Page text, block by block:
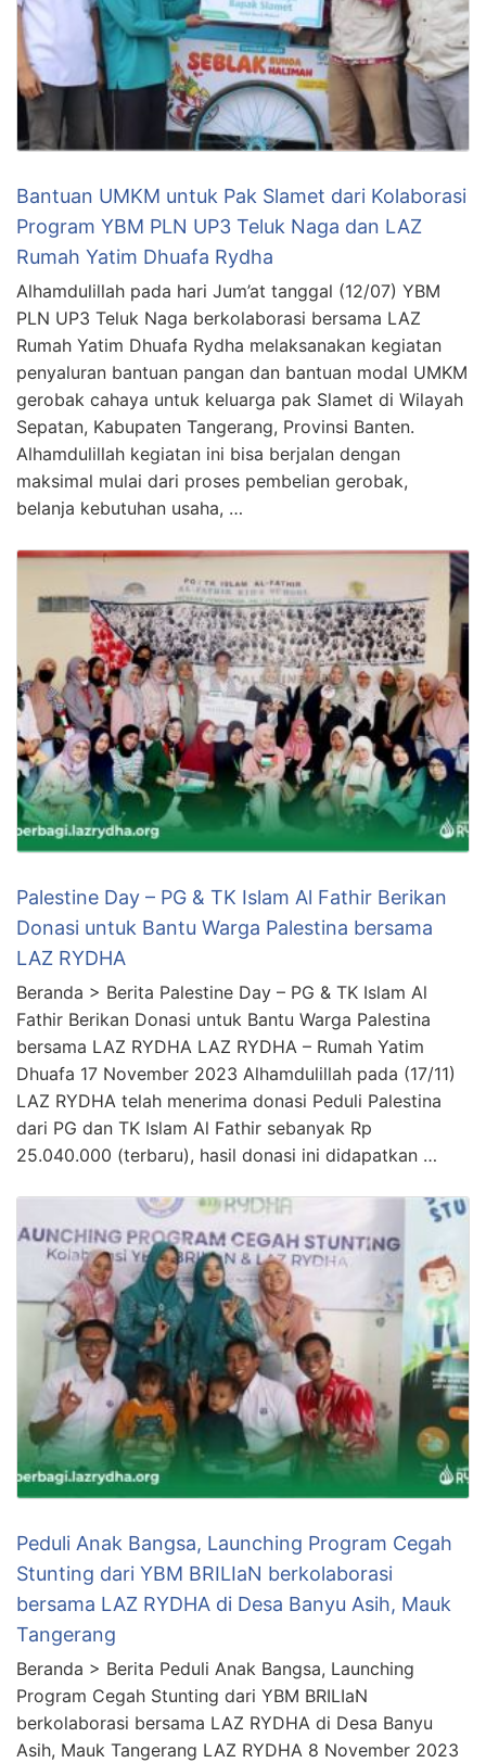
Bantuan UMKM untuk Pak Slamet dari Kolaborasi
Program YBM PLN UP3 Teluk Naga dan LAZ
Rumah Yatim Dhuafa Rydha
Alhamdulillah pada hari Jum’at tanggal (12/07) YBM
PLN UP3 Teluk Naga berkolaborasi bersama LAZ
Rumah Yatim Dhuafa Rydha melaksanakan kegiatan
penyaluran bantuan pangan dan bantuan modal UMKM
gerobak cahaya untuk keluarga pak Slamet di Wilayah
Sepatan, Kabupaten Tangerang, Provinsi Banten.
Alhamdulillah kegiatan ini bisa berjalan dengan
maksimal mulai dari proses pembelian gerobak,
belanja kebutuhan usaha, …
Palestine Day – PG & TK Islam Al Fathir Berikan
Donasi untuk Bantu Warga Palestina bersama
LAZ RYDHA
Beranda > Berita Palestine Day – PG & TK Islam Al
Fathir Berikan Donasi untuk Bantu Warga Palestina
bersama LAZ RYDHA LAZ RYDHA – Rumah Yatim
Dhuafa 17 November 2023 Alhamdulillah pada (17/11)
LAZ RYDHA telah menerima donasi Peduli Palestina
dari PG dan TK Islam Al Fathir sebanyak Rp
25.040.000 (terbaru), hasil donasi ini didapatkan …
Peduli Anak Bangsa, Launching Program Cegah
Stunting dari YBM BRILIaN berkolaborasi
bersama LAZ RYDHA di Desa Banyu Asih, Mauk
Tangerang
Beranda > Berita Peduli Anak Bangsa, Launching
Program Cegah Stunting dari YBM BRILIaN
berkolaborasi bersama LAZ RYDHA di Desa Banyu
Asih, Mauk Tangerang LAZ RYDHA 8 November 2023